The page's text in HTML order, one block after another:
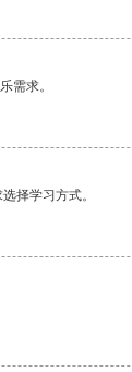
需求。
择学习方式。